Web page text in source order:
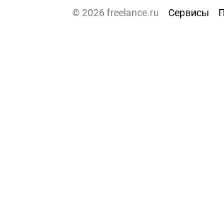
© 2026 freelance.ru Сервисы